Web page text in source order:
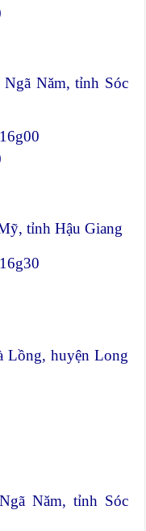
Năm, tỉnh Sóc
tỉnh Hậu Giang
Lồng, huyện Long
Năm, tỉnh Sóc